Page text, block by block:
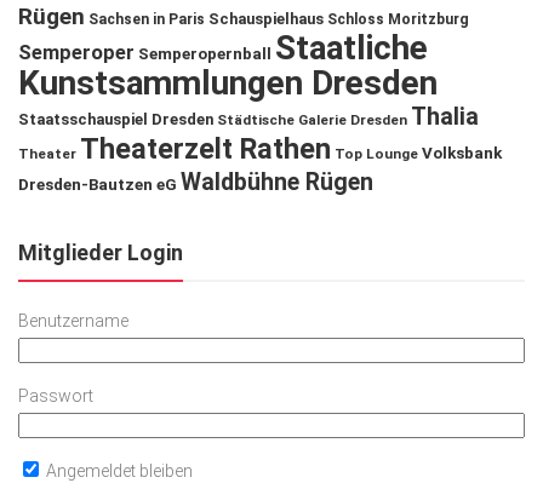
Rügen Sachsen in Paris Schauspielhaus Schloss Moritzburg
Semperoper Semperopernball
Staatliche
Kunstsammlungen Dresden
Staatsschauspiel Dresden Städtische Galerie Dresden Thalia
Theater Theaterzelt Rathen Top Lounge Volksbank
Dresden-Bautzen eG Waldbühne Rügen
Mitglieder Login
Benutzername
Passwort
Angemeldet bleiben